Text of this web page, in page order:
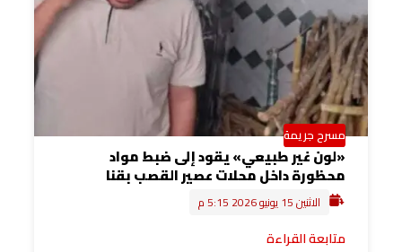
مسرح جريمة
«لون غير طبيعي» يقود إلى ضبط مواد
محظورة داخل محلات عصير القصب بقنا
الاثنين 15 يونيو 2026 5:15 م
متابعة القراءة